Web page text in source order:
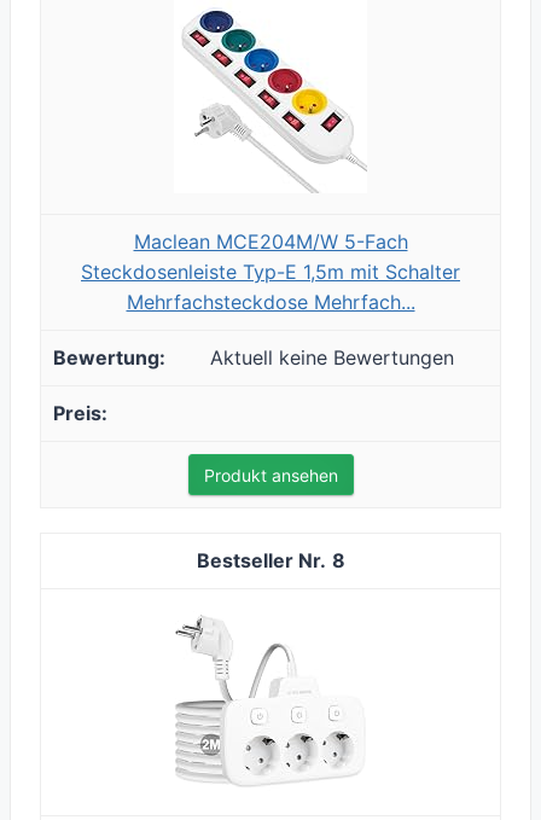
Maclean MCE204M/W 5-Fach
Steckdosenleiste Typ-E 1,5m mit Schalter
Mehrfachsteckdose Mehrfach...
Aktuell keine Bewertungen
Produkt ansehen
8